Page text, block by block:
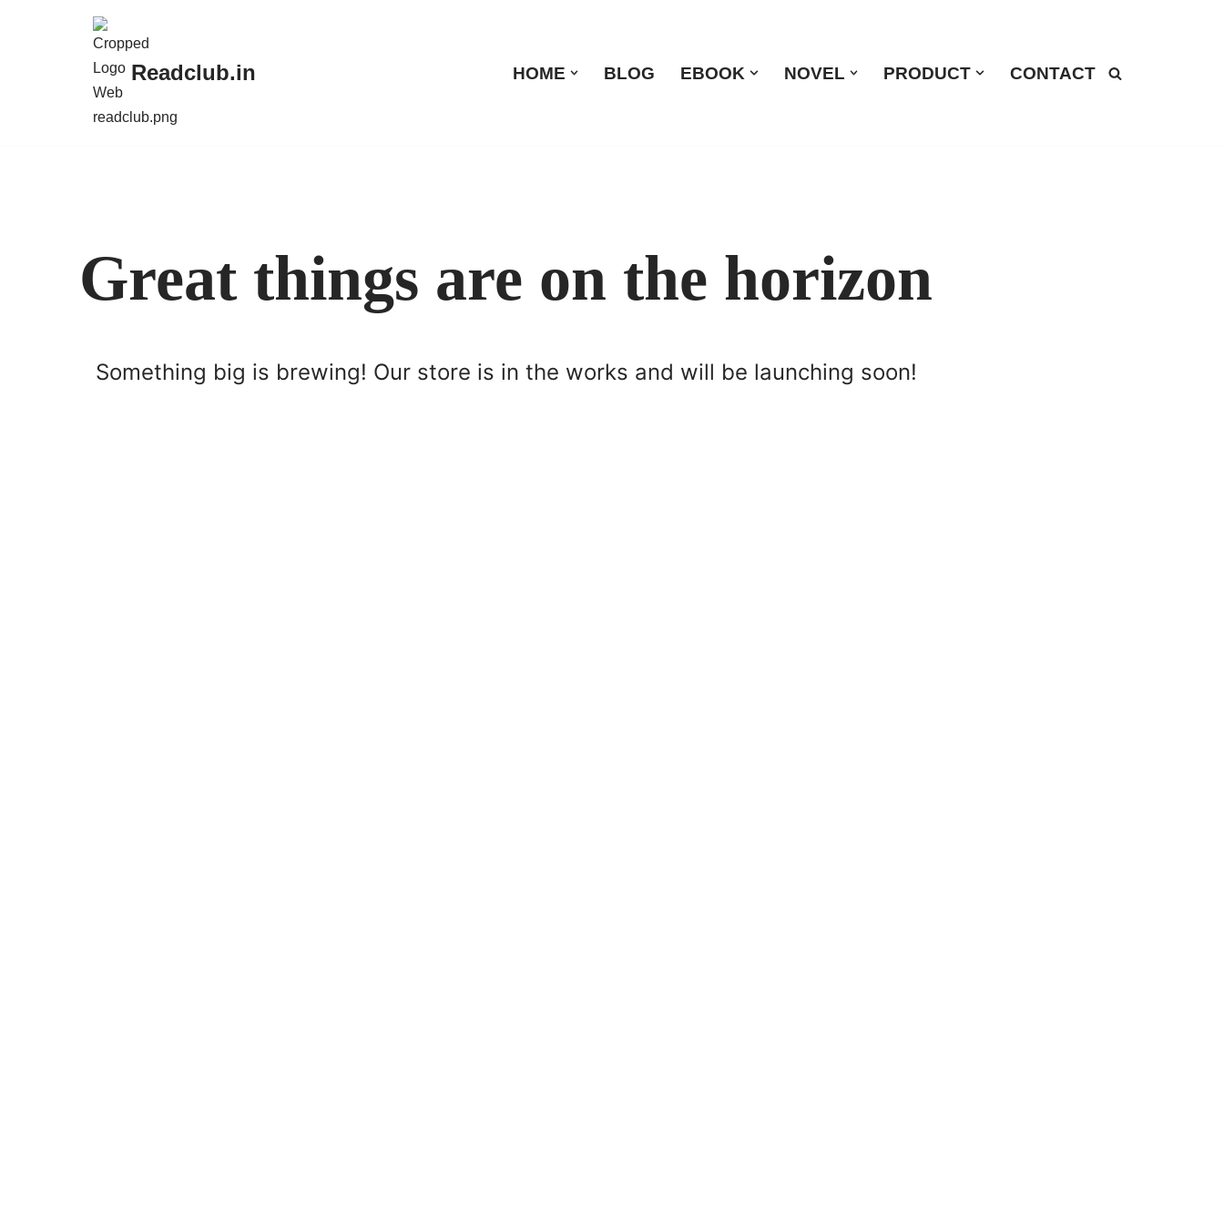
Readclub.in HOME BLOG EBOOK NOVEL PRODUCT CONTACT
Great things are on the horizon
Something big is brewing! Our store is in the works and will be launching soon!